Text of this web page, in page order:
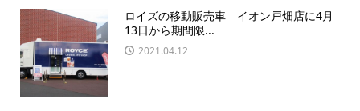
ロイズの移動販売車 イオン戸畑店に4月
13日から期間限...
2021.04.12